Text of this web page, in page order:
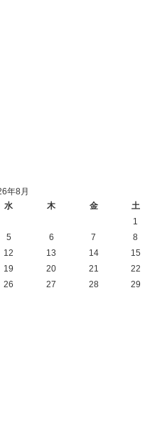
年8月
水 木 金 土
1
5 6 7
8
12 13 14
15
19 20 21
22
26 27 28
29